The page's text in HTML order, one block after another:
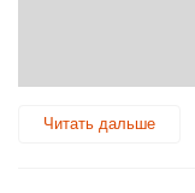
Читать дальше